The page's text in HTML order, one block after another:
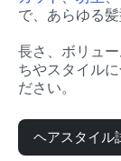
で、あらゆる髪
長さ、ボリュ
ちやスタイル
ださい。
ヘアスタイル